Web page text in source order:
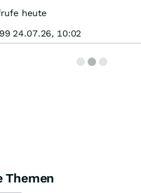
heute
24.07.26, 10:02
Themen